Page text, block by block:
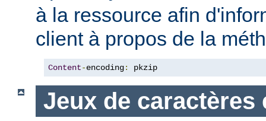
à la ressource afin
client à propos de la
Content-encoding: pkzip
Jeux de caractères